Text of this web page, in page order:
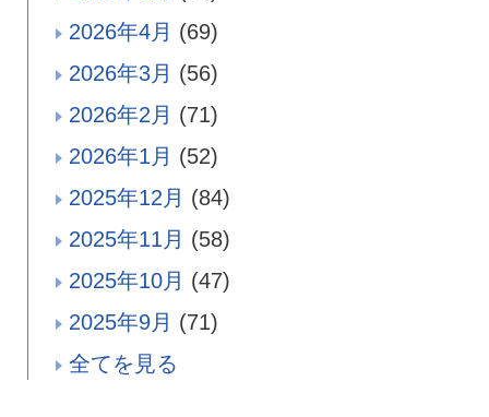
2026年4月 (69)
2026年3月 (56)
2026年2月 (71)
2026年1月 (52)
2025年12月 (84)
2025年11月 (58)
2025年10月 (47)
2025年9月 (71)
全てを見る